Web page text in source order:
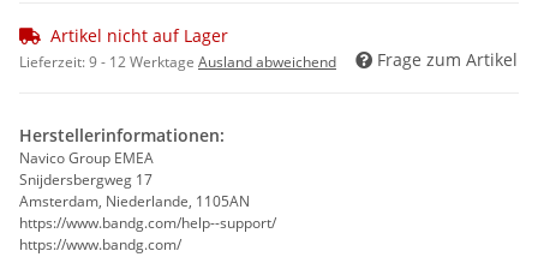
Artikel nicht auf Lager
Lieferzeit:9 - 12 Werktage Ausland abweichend Frage zum Artikel
Herstellerinformationen:
Navico Group EMEA
Snijdersbergweg 17
Amsterdam, Niederlande, 1105AN
https://www.bandg.com/help--support/
https://www.bandg.com/